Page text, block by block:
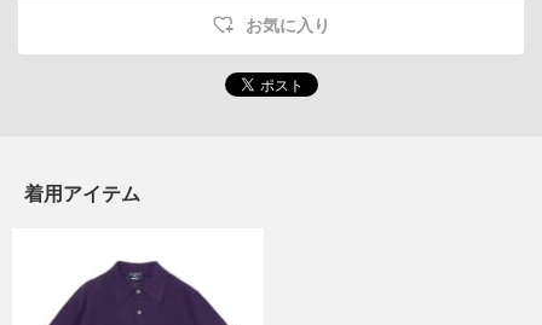
お気に入り
着用アイテム